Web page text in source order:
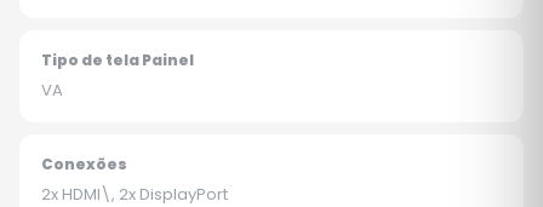
Tipo de tela Painel
VA
Conexões
2x HDMI\, 2x DisplayPort